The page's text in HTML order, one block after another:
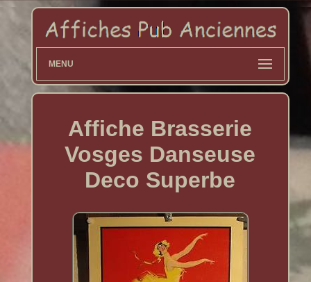
MENU
Affiche Brasserie
Vosges Danseuse
Deco Superbe